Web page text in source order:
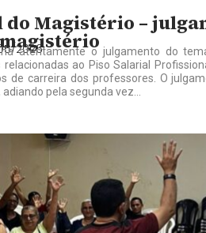
do Magistério –
2026
atentamente o julgamento do
ao Piso Salarial
de carreira dos professores. O
pela segunda vez...